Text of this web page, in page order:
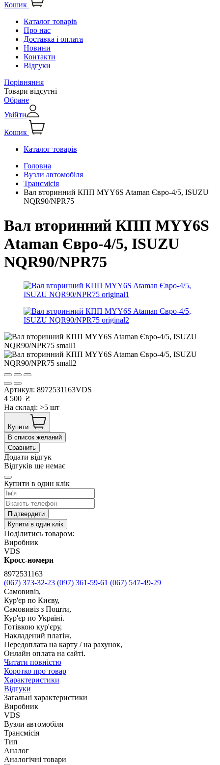
Кошик
Каталог товарів
Про нас
Доставка і оплата
Новини
Контакти
Відгуки
Порівняння
Товари відсутні
Обране
Увійти
Кошик
Каталог товарів
Головна
Вузли автомобіля
Трансмісія
Вал вторинний КПП MYY6S Ataman Євро-4/5, ISUZU
NQR90/NPR75
Вал вторинний КПП MYY6S
Ataman Євро-4/5, ISUZU
NQR90/NPR75
Артикул: 8972531163VDS
4 500 ₴
На складі: >5 шт
Купити
В список желаний
Сравнить
Додати відгук
Відгуків ще немає
Купити в один клік
Підтвердити
Купити в один клік
Поділитись товаром:
Виробник
VDS
Кросс-номери
8972531163
(067) 373-32-23 (097) 361-59-61 (067) 547-49-29
Самовивіз,
Кур'єр по Києву,
Самовивіз з Пошти,
Кур'єр по Україні.
Готівкою кур'єру,
Накладений платіж,
Передоплата на карту / на рахунок,
Онлайн оплата на сайті.
Читати повністю
Коротко про товар
Характеристики
Відгуки
Загальні характеристики
Виробник
VDS
Вузли автомобіля
Трансмісія
Тип
Аналог
Аналогічні товари